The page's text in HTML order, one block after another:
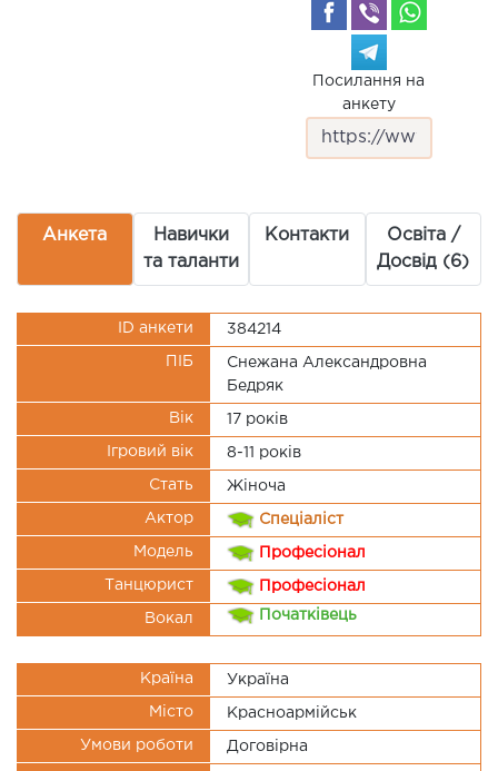
Посилання на
анкету
Анкета
Навички
та таланти
Контакти
Освіта /
Досвід (6)
ID анкети 384214
ПІБ
Снежана Александровна
Бедряк
Вік 17 рокiв
Ігровий вік 8-11 років
Стать Жіноча
Актор Спеціаліст
Модель Професіонал
Танцюрист Професіонал
Вокал Початківець
Країна Україна
Місто Красноармійськ
Умови роботи Договірна